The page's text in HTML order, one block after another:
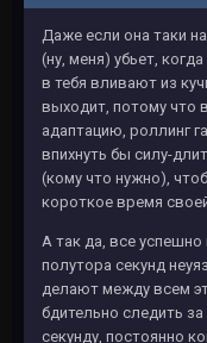
Даже если она таки
(ну, меня) убьет,
в тебя вливают из
выходит, потому что
адаптацию, роллинг
впихнуть бы силу-
(кому что нужно),
короткое время
А так да, все
полутора секунд
делают между всем
бдительно следить
секунду, постоянно